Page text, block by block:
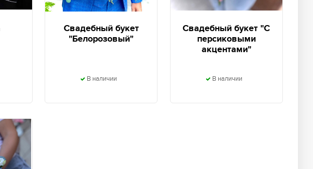
Свадебный букет
"Белорозовый"
В наличии
Свадебный букет "С
персиковыми
акцентами"
В наличии